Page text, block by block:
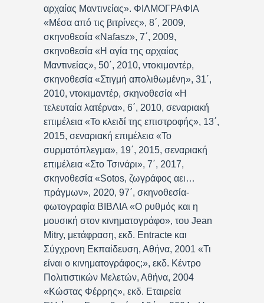
αρχαίας Μαντινείας». ΦΙΛΜΟΓΡΑΦΙΑ
«Μέσα από τις βιτρίνες», 8΄, 2009,
σκηνοθεσία «Nafasz», 7΄, 2009,
σκηνοθεσία «Η αγία της αρχαίας
Μαντινείας», 50΄, 2010, ντοκιμαντέρ,
σκηνοθεσία «Στιγμή απολιθωμένη», 31΄,
2010, ντοκιμαντέρ, σκηνοθεσία «Η
τελευταία λατέρνα», 6΄, 2010, σεναριακή
επιμέλεια «Το κλειδί της επιστροφής», 13΄,
2015, σεναριακή επιμέλεια «Το
συρματόπλεγμα», 19΄, 2015, σεναριακή
επιμέλεια «Στο Τσινάρι», 7΄, 2017,
σκηνοθεσία «Sotos, ζωγράφος αει…
πράγμων», 2020, 97΄, σκηνοθεσία-
φωτογραφία ΒΙΒΛΙΑ «Ο ρυθμός και η
μουσική στον κινηματογράφο», του Jean
Mitry, μετάφραση, εκδ. Entracte και
Σύγχρονη Εκπαίδευση, Αθήνα, 2001 «Τι
είναι ο κινηματογράφος;», εκδ. Κέντρο
Πολιτιστικών Μελετών, Αθήνα, 2004
«Κώστας Φέρρης», εκδ. Εταιρεία